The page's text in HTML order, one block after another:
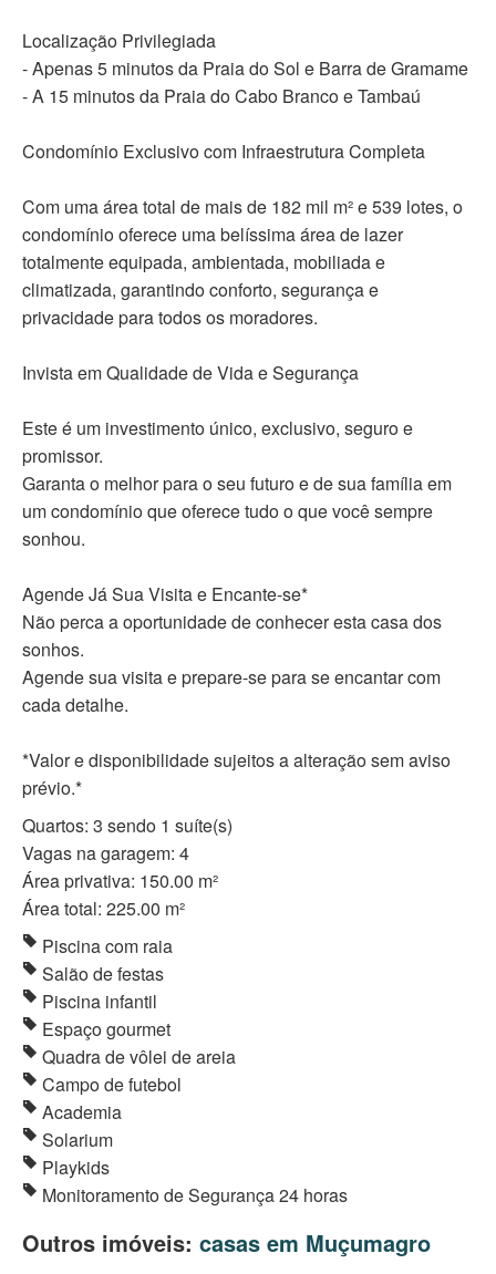
Localização Privilegiada
- Apenas 5 minutos da Praia do Sol e Barra de Gramame
- A 15 minutos da Praia do Cabo Branco e Tambaú
Condomínio Exclusivo com Infraestrutura Completa
Com uma área total de mais de 182 mil m² e 539 lotes, o
condomínio oferece uma belíssima área de lazer
totalmente equipada, ambientada, mobiliada e
climatizada, garantindo conforto, segurança e
privacidade para todos os moradores.
Invista em Qualidade de Vida e Segurança
Este é um investimento único, exclusivo, seguro e
promissor.
Garanta o melhor para o seu futuro e de sua família em
um condomínio que oferece tudo o que você sempre
sonhou.
Agende Já Sua Visita e Encante-se*
Não perca a oportunidade de conhecer esta casa dos
sonhos.
Agende sua visita e prepare-se para se encantar com
cada detalhe.
*Valor e disponibilidade sujeitos a alteração sem aviso
prévio.*
Quartos: 3 sendo 1 suíte(s)
Vagas na garagem: 4
Área privativa: 150.00 m²
Área total: 225.00 m²
Piscina com raia
Salão de festas
Piscina infantil
Espaço gourmet
Quadra de vôlei de areia
Campo de futebol
Academia
Solarium
Playkids
Monitoramento de Segurança 24 horas
Outros imóveis: casas em Muçumagro